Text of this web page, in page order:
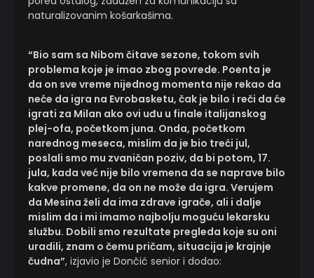
naturalizovanim košarkašima.
“Bio sam sa Nibom čitave sezone, tokom svih
problema koje je imao zbog povrede. Poenta je
da on sve vreme nijednog momenta nije rekao da
neće da igra na Evrobasketu, čak je bilo i reči da će
igrati za Milan ako ovi uđu u finale italijanskog
plej-ofa, početkom juna. Onda, početkom
narednog meseca, mislim da je bio treći jul,
poslali smo mu zvaničan poziv, da bi potom, 17.
jula, kada već nije bilo vremena da se naprave bilo
kakve promene, da on ne može da igra. Verujem
da Mesina želi da ima zdrave igrače, ali i dalje
mislim da i mi imamo najbolju moguću lekarsku
službu. Dobili smo rezultate pregleda koje su oni
uradili, znam o čemu pričam, situacija je krajnje
čudna”, izjavio je Dončić senior i dodao: